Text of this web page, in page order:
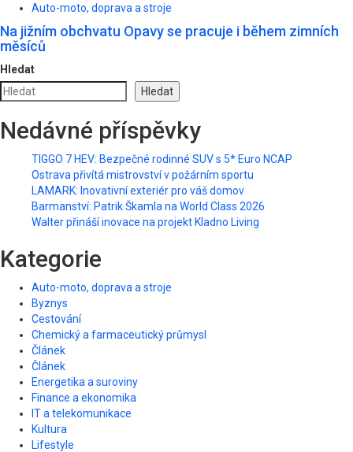
Auto-moto, doprava a stroje
Na jižním obchvatu Opavy se pracuje i během zimních
měsíců
Hledat
Hledat
Nedávné příspěvky
TIGGO 7 HEV: Bezpečné rodinné SUV s 5* Euro NCAP
Ostrava přivítá mistrovství v požárním sportu
LAMARK: Inovativní exteriér pro váš domov
Barmanství: Patrik Škamla na World Class 2026
Walter přináší inovace na projekt Kladno Living
Kategorie
Auto-moto, doprava a stroje
Byznys
Cestování
Chemický a farmaceutický průmysl
Článek
Článek
Energetika a suroviny
Finance a ekonomika
IT a telekomunikace
Kultura
Lifestyle